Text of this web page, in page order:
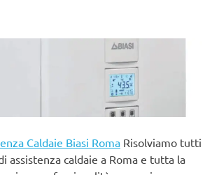
Caldaie Biasi Roma Risolviamo tutti
assistenza caldaie a Roma e tutta la